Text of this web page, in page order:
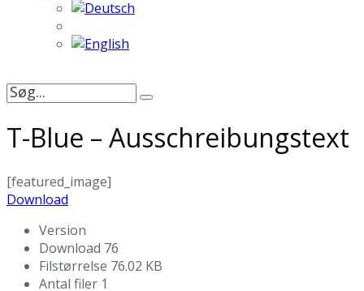
Søg
T-Blue – Ausschreibungstext
[featured_image]
Download
Version
Download 76
Filstørrelse 76.02 KB
Antal filer 1